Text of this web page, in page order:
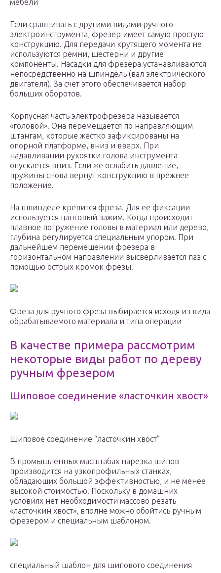
мебели
Если сравнивать с другими видами ручного
электроинструмента, фрезер имеет самую простую
конструкцию. Для передачи крутящего момента не
используются ремни, шестерни и другие
компоненты. Насадки для фрезера устанавливаются
непосредственно на шпиндель (вал электрического
двигателя). За счет этого обеспечивается набор
больших оборотов.
Корпусная часть электрофрезера называется
«головой». Она перемещается по направляющим
штангам, которые жестко зафиксированы на
опорной платформе, вниз и вверх. При
надавливании рукоятки голова инструмента
опускается вниз. Если же ослабить давление,
пружины снова вернут конструкцию в прежнее
положение.
На шпинделе крепится фреза. Для ее фиксации
используется цанговый зажим. Когда происходит
плавное погружение головы в материал или дерево,
глубина регулируется специальным упором. При
дальнейшем перемещении фрезера в
горизонтальном направлении высверливается паз с
помощью острых кромок фрезы.
Фреза для ручного фреза выбирается исходя из вида
обрабатываемого материала и типа операции
В качестве примера рассмотрим
некоторые виды работ по дереву
ручным фрезером
Шиповое соединение «ласточкин хвост»
Шиповое соединение “ласточкин хвост”
В промышленных масштабах нарезка шипов
производится на узкопрофильных станках,
обладающих большой эффективностью, и не менее
высокой стоимостью. Поскольку в домашних
условиях нет необходимости массово резать
«ласточкин хвост», вполне можно обойтись ручным
фрезером и специальным шаблоном.
специальный шаблон для шипового соединения